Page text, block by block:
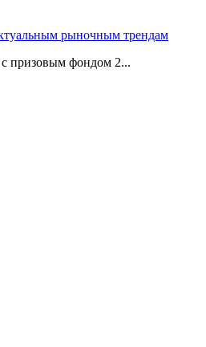
рыночным трендам
призовым фондом 2...